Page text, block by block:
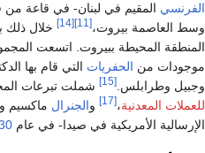
الفرنسي المقيم في لبنان- في قاعة من
وسط العاصمة بيروت،[11]
[14]
خلال ذلك
المنطقة المحيطة ببيروت. اتسعت
موجودات من الحفريات التي قام بها
وجبيل وطرابلس.[15] شملت تبرعات
للعملات المعدنية،[17] والجنرال ماكسيم
الإرسالية الأمريكية في صيدا- في عام